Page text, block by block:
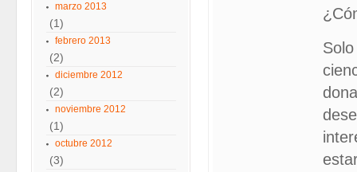
marzo 2013
(1)
febrero 2013
(2)
diciembre 2012
(2)
noviembre 2012
(1)
octubre 2012
(3)